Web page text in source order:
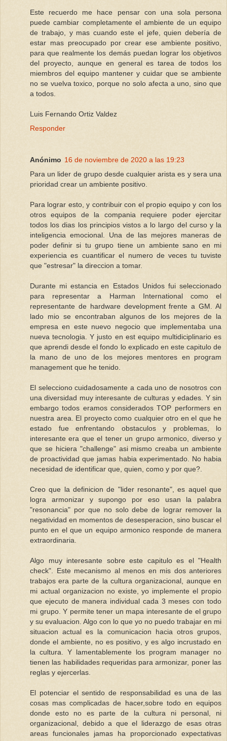
Este recuerdo me hace pensar con una sola persona
puede cambiar completamente el ambiente de un equipo
de trabajo, y mas cuando este el jefe, quien debería de
estar mas preocupado por crear ese ambiente positivo,
para que realmente los demás puedan lograr los objetivos
del proyecto, aunque en general es tarea de todos los
miembros del equipo mantener y cuidar que se ambiente
no se vuelva toxico, porque no solo afecta a uno, sino que
a todos.
Luis Fernando Ortiz Valdez
Responder
Anónimo 16 de noviembre de 2020 a las 19:23
Para un lider de grupo desde cualquier arista es y sera una
prioridad crear un ambiente positivo.
Para lograr esto, y contribuir con el propio equipo y con los
otros equipos de la compania requiere poder ejercitar
todos los dias los principios vistos a lo largo del curso y la
inteligencia emocional. Una de las mejores maneras de
poder definir si tu grupo tiene un ambiente sano en mi
experiencia es cuantificar el numero de veces tu tuviste
que "estresar" la direccion a tomar.
Durante mi estancia en Estados Unidos fui seleccionado
para representar a Harman International como el
representante de hardware development frente a GM. Al
lado mio se encontraban algunos de los mejores de la
empresa en este nuevo negocio que implementaba una
nueva tecnologia. Y justo en est equipo multidiciplinario es
que aprendi desde el fondo lo explicado en este capitulo de
la mano de uno de los mejores mentores en program
management que he tenido.
El selecciono cuidadosamente a cada uno de nosotros con
una diversidad muy interesante de culturas y edades. Y sin
embargo todos eramos considerados TOP performers en
nuestra area. El proyecto como cualquier otro en el que he
estado fue enfrentando obstaculos y problemas, lo
interesante era que el tener un grupo armonico, diverso y
que se hiciera "challenge" asi mismo creaba un ambiente
de proactividad que jamas habia experimentado. No habia
necesidad de identificar que, quien, como y por que?.
Creo que la definicion de "lider resonante", es aquel que
logra armonizar y supongo por eso usan la palabra
"resonancia" por que no solo debe de lograr remover la
negatividad en momentos de desesperacion, sino buscar el
punto en el que un equipo armonico responde de manera
extraordinaria.
Algo muy interesante sobre este capitulo es el "Health
check". Este mecanismo al menos en mis dos anteriores
trabajos era parte de la cultura organizacional, aunque en
mi actual organizacion no existe, yo implemente el propio
que ejecuto de manera individual cada 3 meses con todo
mi grupo. Y permite tener un mapa interesante de el grupo
y su evaluacion. Algo con lo que yo no puedo trabajar en mi
situacion actual es la comunicacion hacia otros grupos,
donde el ambiente, no es positivo, y es algo incrustado en
la cultura. Y lamentablemente los program manager no
tienen las habilidades requeridas para armonizar, poner las
reglas y ejercerlas.
El potenciar el sentido de responsabilidad es una de las
cosas mas complicadas de hacer,sobre todo en equipos
donde esto no es parte de la cultura ni personal, ni
organizacional, debido a que el liderazgo de esas otras
areas funcionales jamas ha proporcionado expectativas